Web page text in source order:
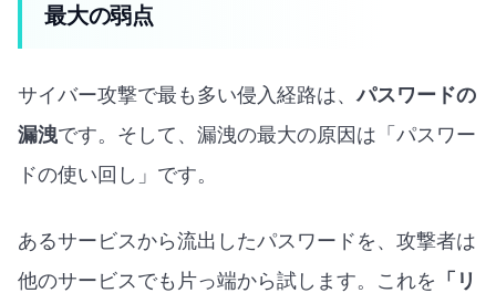
最大の弱点
サイバー攻撃で最も多い侵入経路は、パスワードの
漏洩です。そして、漏洩の最大の原因は「パスワー
ドの使い回し」です。
あるサービスから流出したパスワードを、攻撃者は
他のサービスでも片っ端から試します。これを 「リ